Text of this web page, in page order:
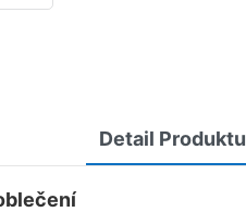
Detail Produktu